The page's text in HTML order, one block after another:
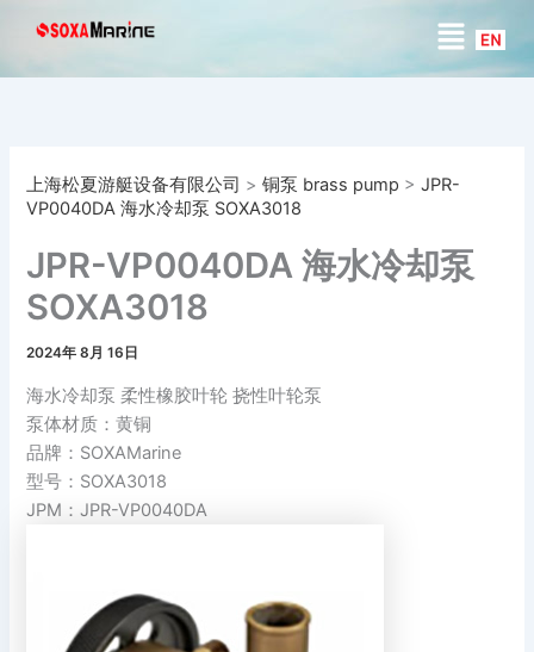
菜
单
上海松夏游艇设备有限公司 >铜泵 brass pump >JPR-
VP0040DA 海水冷却泵 SOXA3018
JPR-VP0040DA 海水冷却泵
SOXA3018
2024年 8月 16日
海水冷却泵 柔性橡胶叶轮 挠性叶轮泵
泵体材质：黄铜
品牌：SOXAMarine
型号：SOXA3018
JPM：JPR-VP0040DA
索